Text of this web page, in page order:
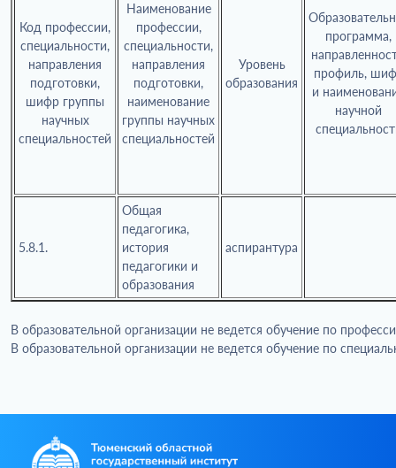
Код профессии,
специальности,
направления
подготовки,
шифр группы
научных
специальностей
Наименование
профессии,
специальности,
направления
подготовки,
наименование
группы научных
специальностей
Уровень
образования
программа,
профиль,
и
научной
5.8.1.
Общая
педагогика,
история
педагогики и
образования
аспирантура
В образовательной организации не ведется обучение по
В образовательной организации не ведется обучение по